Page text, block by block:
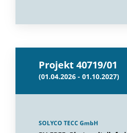
Projekt 40719/01
(01.04.2026 - 01.10.2027)
SOLYCO TECC GmbH